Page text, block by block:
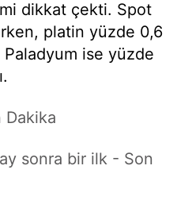
dikkat çekti. Spot
platin yüzde 0,6
Paladyum ise yüzde
Dakika
sonra bir ilk - Son